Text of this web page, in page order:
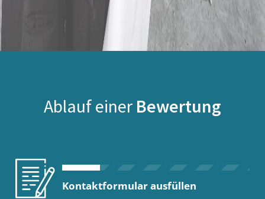
Ablauf einer Bewertung
Kontaktformular ausfüllen